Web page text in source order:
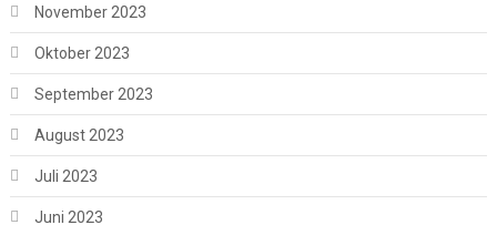
November 2023
Oktober 2023
September 2023
August 2023
Juli 2023
Juni 2023